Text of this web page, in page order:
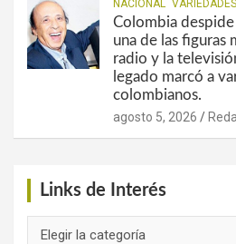
NACIONAL VARIEDADES
Colombia
una de las figuras
radio y la
legado marcó a
colombianos.
agosto 5, 2026
Links de Interés